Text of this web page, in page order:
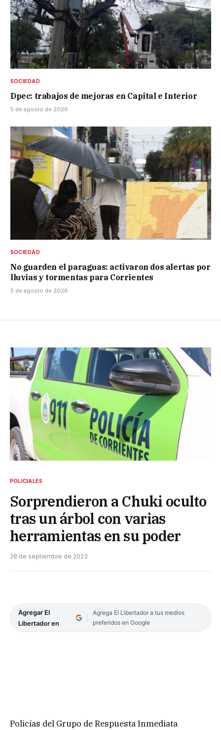
SOCIEDAD
Dpec: trabajos de mejoras en Capital e Interior
5 de agosto de 2026
SOCIEDAD
No guarden el paraguas: activaron dos alertas por
lluvias y tormentas para Corrientes
5 de agosto de 2026
POLICIALES
Sorprendieron a Chuki oculto
tras un árbol con varias
herramientas en su poder
28 de septiembre de 2023
Agregar El
Libertador en
Agrega El Libertador a tus medios
preferidos en Google
Policías del Grupo de Respuesta Inmediata